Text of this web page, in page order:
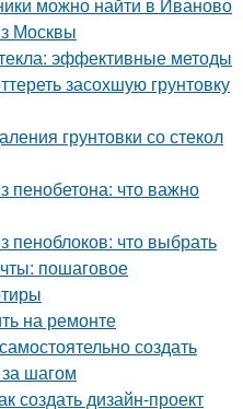
Москвы
эффективные методы
засохшую грунтовку
грунтовки со стекол
что важно
что выбрать
пошаговое
на ремонте
создать
шагом
создать дизайн-проект